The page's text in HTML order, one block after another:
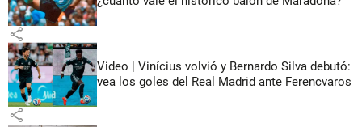
share
Video | Vinícius volvió y Bernardo Silva debutó:
vea los goles del Real Madrid ante Ferencvaros
share